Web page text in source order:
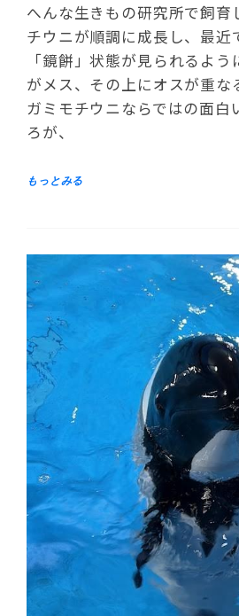
へんな生きもの研究所で飼育
チウニが順調に成長し、最近
「鏡餅」状態が見られるよ
がメス、その上にオスが重な
ガミモチウニならではの面白
ろが、